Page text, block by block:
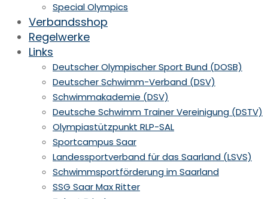
Special Olympics
Verbandsshop
Regelwerke
Links
Deutscher Olympischer Sport Bund (DOSB)
Deutscher Schwimm-Verband (DSV)
Schwimmakademie (DSV)
Deutsche Schwimm Trainer Vereinigung (DSTV)
Olympiastützpunkt RLP-SAL
Sportcampus Saar
Landessportverband für das Saarland (LSVS)
Schwimmsportförderung im Saarland
SSG Saar Max Ritter